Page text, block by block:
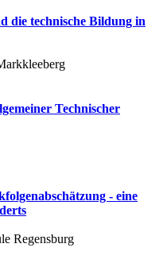
die technische Bildung in
Technischer
- eine
Regensburg